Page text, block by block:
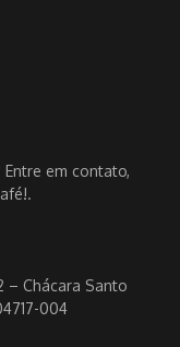
em contato,
– Chácara Santo
004